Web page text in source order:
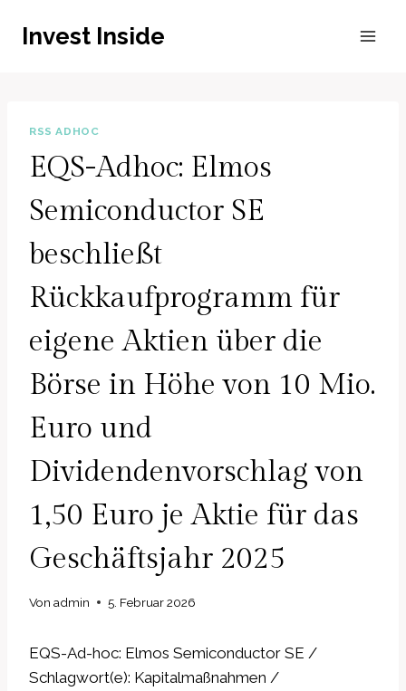
InhaltInvest Inside
RSS ADHOC
EQS-Adhoc: Elmos
Semiconductor SE
beschließt
Rückkaufprogramm für
eigene Aktien über die
Börse in Höhe von 10 Mio.
Euro und
Dividendenvorschlag von
1,50 Euro je Aktie für das
Geschäftsjahr 2025
Von admin 5. Februar 2026
EQS-Ad-hoc: Elmos Semiconductor SE /
Schlagwort(e): Kapitalmaßnahmen /